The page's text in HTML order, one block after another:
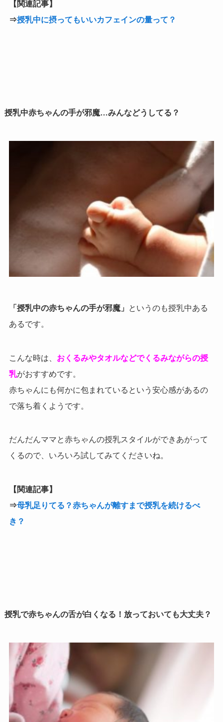
【関連記事】
⇒授乳中に摂ってもいいカフェインの量って？
授乳中赤ちゃんの手が邪魔…みんなどうしてる？
「授乳中の赤ちゃんの手が邪魔」
というのも授乳中ある
あるです。
こんな時は、 おくるみやタオルなどでくるみながらの授
乳がおすすめです。
赤ちゃんにも何かに包まれているという安心感があるの
で落ち着くようです。
だんだんママと赤ちゃんの授乳スタイルができあがって
くるので、いろいろ試してみてくださいね。
【関連記事】
⇒母乳足りてる？赤ちゃんが離すまで授乳を続けるべ
き？
授乳で赤ちゃんの舌が白くなる！放っておいても大丈夫？